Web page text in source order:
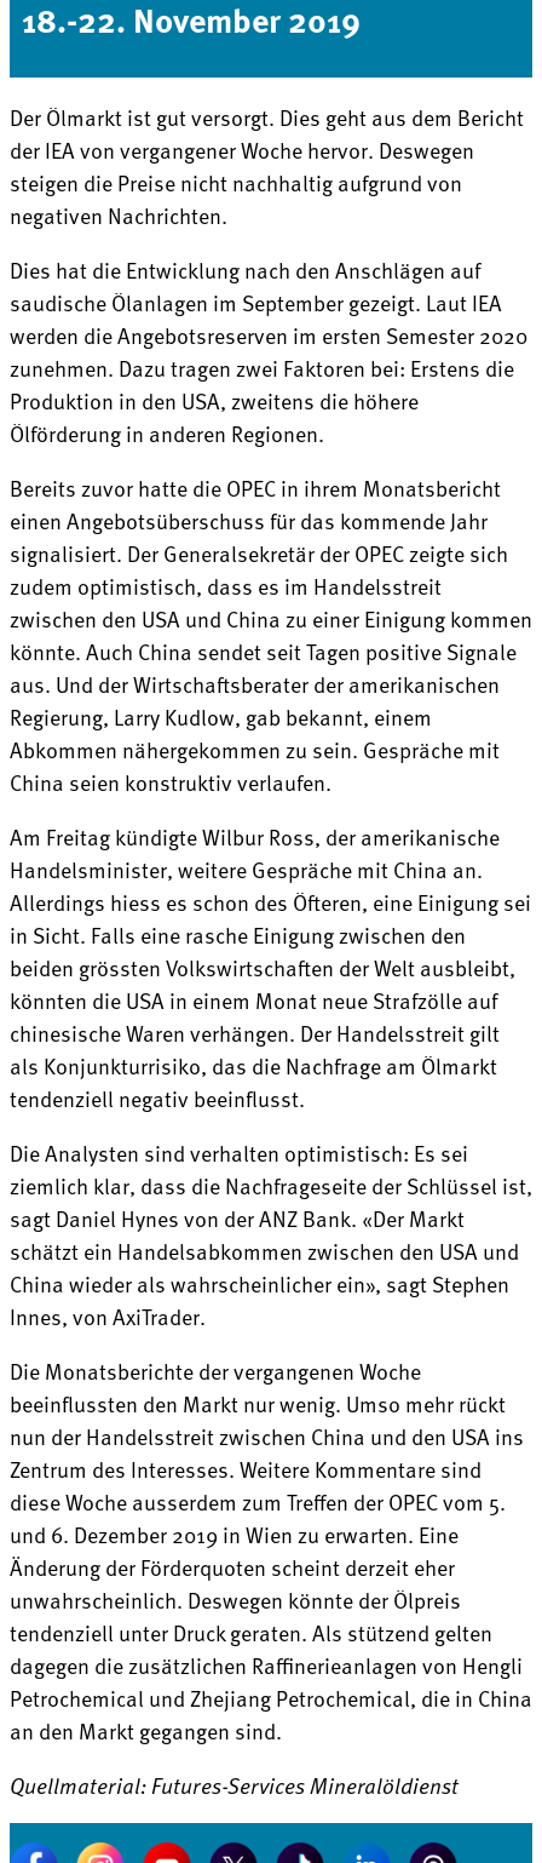
18.-22. November 2019
Der Ölmarkt ist gut versorgt. Dies geht aus dem Bericht
der IEA von vergangener Woche hervor. Deswegen
steigen die Preise nicht nachhaltig aufgrund von
negativen Nachrichten.
Dies hat die Entwicklung nach den Anschlägen auf
saudische Ölanlagen im September gezeigt. Laut IEA
werden die Angebotsreserven im ersten Semester 2020
zunehmen. Dazu tragen zwei Faktoren bei: Erstens die
Produktion in den USA, zweitens die höhere
Ölförderung in anderen Regionen.
Bereits zuvor hatte die OPEC in ihrem Monatsbericht
einen Angebotsüberschuss für das kommende Jahr
signalisiert. Der Generalsekretär der OPEC zeigte sich
zudem optimistisch, dass es im Handelsstreit
zwischen den USA und China zu einer Einigung kommen
könnte. Auch China sendet seit Tagen positive Signale
aus. Und der Wirtschaftsberater der amerikanischen
Regierung, Larry Kudlow, gab bekannt, einem
Abkommen nähergekommen zu sein. Gespräche mit
China seien konstruktiv verlaufen.
Am Freitag kündigte Wilbur Ross, der amerikanische
Handelsminister, weitere Gespräche mit China an.
Allerdings hiess es schon des Öfteren, eine Einigung sei
in Sicht. Falls eine rasche Einigung zwischen den
beiden grössten Volkswirtschaften der Welt ausbleibt,
könnten die USA in einem Monat neue Strafzölle auf
chinesische Waren verhängen. Der Handelsstreit gilt
als Konjunkturrisiko, das die Nachfrage am Ölmarkt
tendenziell negativ beeinflusst.
Die Analysten sind verhalten optimistisch: Es sei
ziemlich klar, dass die Nachfrageseite der Schlüssel ist,
sagt Daniel Hynes von der ANZ Bank. «Der Markt
schätzt ein Handelsabkommen zwischen den USA und
China wieder als wahrscheinlicher ein», sagt Stephen
Innes, von AxiTrader.
Die Monatsberichte der vergangenen Woche
beeinflussten den Markt nur wenig. Umso mehr rückt
nun der Handelsstreit zwischen China und den USA ins
Zentrum des Interesses. Weitere Kommentare sind
diese Woche ausserdem zum Treffen der OPEC vom 5.
und 6. Dezember 2019 in Wien zu erwarten. Eine
Änderung der Förderquoten scheint derzeit eher
unwahrscheinlich. Deswegen könnte der Ölpreis
tendenziell unter Druck geraten. Als stützend gelten
dagegen die zusätzlichen Raffinerieanlagen von Hengli
Petrochemical und Zhejiang Petrochemical, die in China
an den Markt gegangen sind.
Quellmaterial: Futures-Services Mineralöldienst